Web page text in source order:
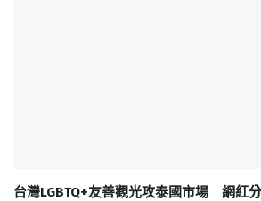
台灣LGBTQ+友善觀光攻泰國市場 網紅